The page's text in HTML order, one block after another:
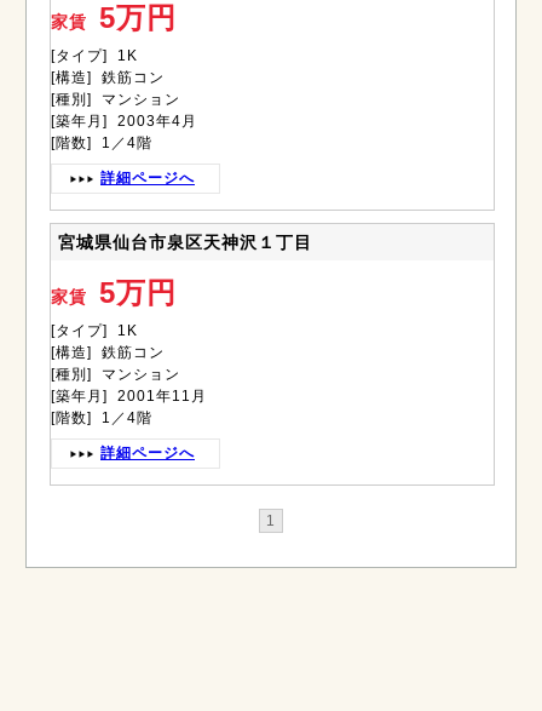
家賃 5万円
[タイプ] 1K
[構造] 鉄筋コン
[種別] マンション
[築年月] 2003年4月
[階数] 1／4階
詳細ページへ
宮城県仙台市泉区天神沢１丁目
家賃 5万円
[タイプ] 1K
[構造] 鉄筋コン
[種別] マンション
[築年月] 2001年11月
[階数] 1／4階
詳細ページへ
1